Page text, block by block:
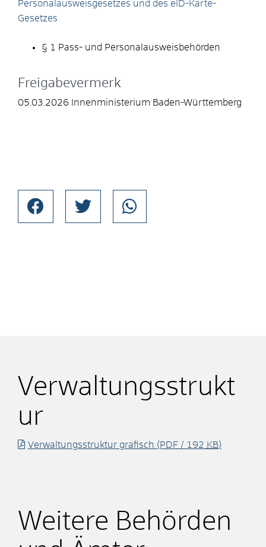
Personalausweisgesetzes und des eID-Karte-
Gesetzes
§ 1 Pass- und Personalausweisbehörden
Freigabevermerk
05.03.2026 Innenministerium Baden-Württemberg
Verwaltungsstrukt
ur
Verwaltungsstruktur grafisch (PDF / 192 KB)
Weitere Behörden